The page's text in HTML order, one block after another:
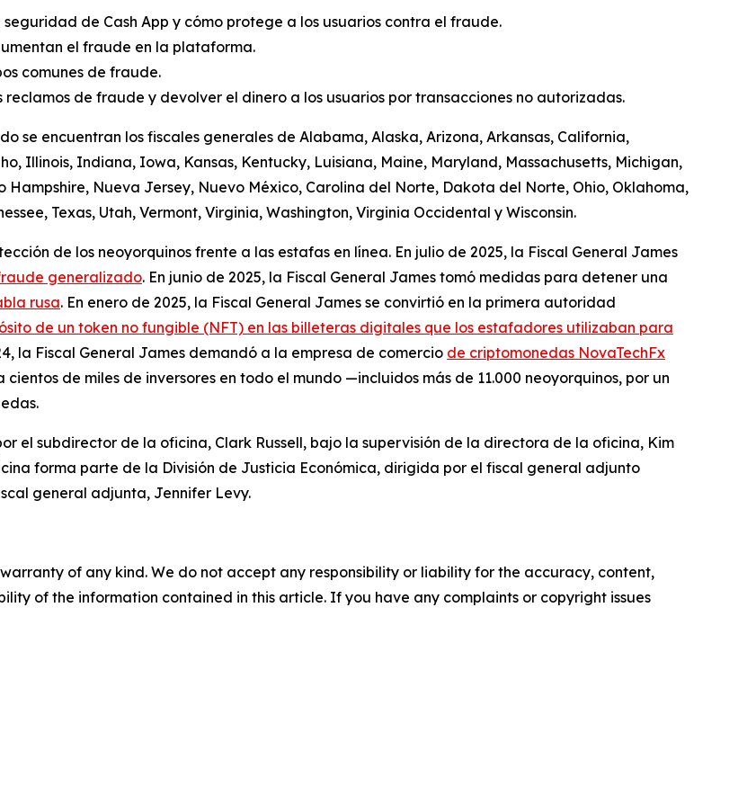
de Cash App y cómo protege a los usuarios contra el fraude.
el fraude en la plataforma.
comunes de fraude.
de fraude y devolver el dinero a los usuarios por transacciones no autorizadas.
se encuentran los fiscales generales de Alabama, Alaska, Arizona, Arkansas, California,
Illinois, Indiana, Iowa, Kansas, Kentucky, Luisiana, Maine, Maryland, Massachusetts, Michigan,
Hampshire, Nueva Jersey, Nuevo México, Carolina del Norte, Dakota del Norte, Ohio, Oklahoma,
Texas, Utah, Vermont, Virginia, Washington, Virginia Occidental y Wisconsin.
de los neoyorquinos frente a las estafas en línea. En julio de 2025, la Fiscal General James
generalizado. En junio de 2025, la Fiscal General James tomó medidas para detener una
rusa. En enero de 2025, la Fiscal General James se convirtió en la primera autoridad
de un token no fungible (NFT) en las billeteras digitales que los estafadores utilizaban para
la Fiscal General James demandó a la empresa de comercio de criptomonedas NovaTechFx
de miles de inversores en todo el mundo —incluidos más de 11.000 neoyorquinos, por un
el subdirector de la oficina, Clark Russell, bajo la supervisión de la directora de la oficina, Kim
forma parte de la División de Justicia Económica, dirigida por el fiscal general adjunto
general adjunta, Jennifer Levy.
of any kind. We do not accept any responsibility or liability for the accuracy, content,
of the information contained in this article. If you have any complaints or copyright issues